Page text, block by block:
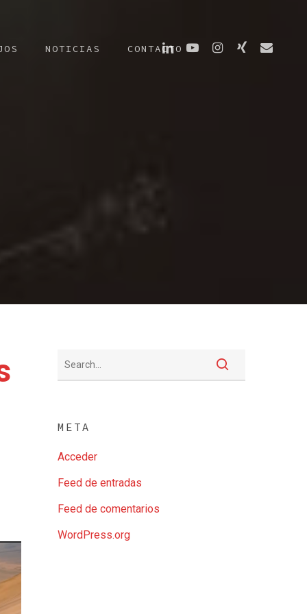
NOTICIAS CONTACTOLINKEDIN
YOUTUBEINSTAGRAM
XING EMAIL
META
Acceder
Feed de entradas
Feed de comentarios
WordPress.org